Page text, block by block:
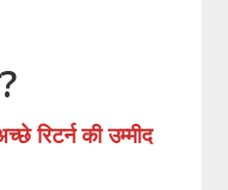
रिटर्न की उम्मीद